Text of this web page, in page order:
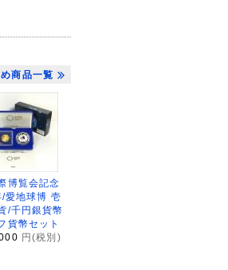
商品一覧
博覧会記念
愛地球博 壱
/千円銀貨幣
貨幣セット
円(税別)